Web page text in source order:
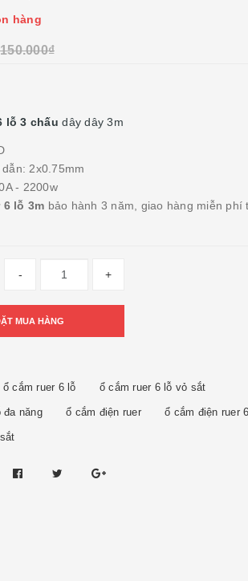
hàng
150.000₫
lỗ 3 chấudây dây 3m
2x0.75mm
- 2200w
6 lỗ 3m bảo hành 3 năm, giao hàng miễn phí
- +
MUA HÀNG
ổ cắm ruer 6 lỗ ổ cắm ruer 6 lỗ vỏ sắt
đa năng ổ cắm điện ruer ổ cắm điện ruer